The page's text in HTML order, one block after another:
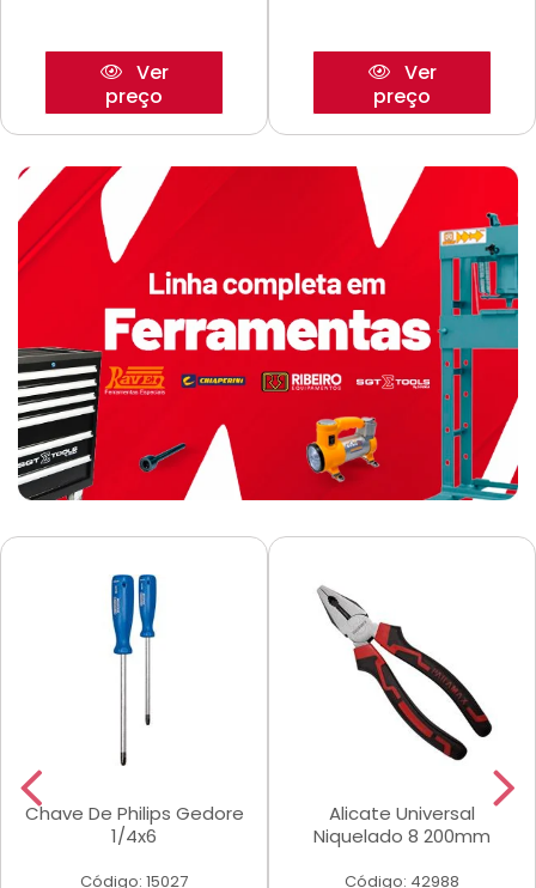
Ver
preço
Ver
preço
Chave De Philips Gedore
1/4x6
Código: 15027
Alicate Universal
Niquelado 8 200mm
Código: 42988